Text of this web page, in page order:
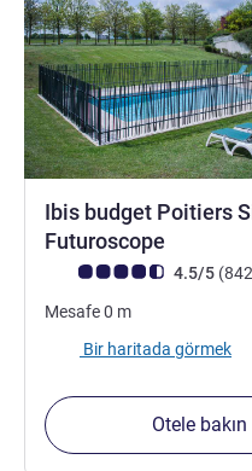
Ibis budget Poitiers
Futuroscope
Avis müşterileri puanı
4.5/5 (842
Mesafe0 m
Bir haritada görmek
Otele bakın